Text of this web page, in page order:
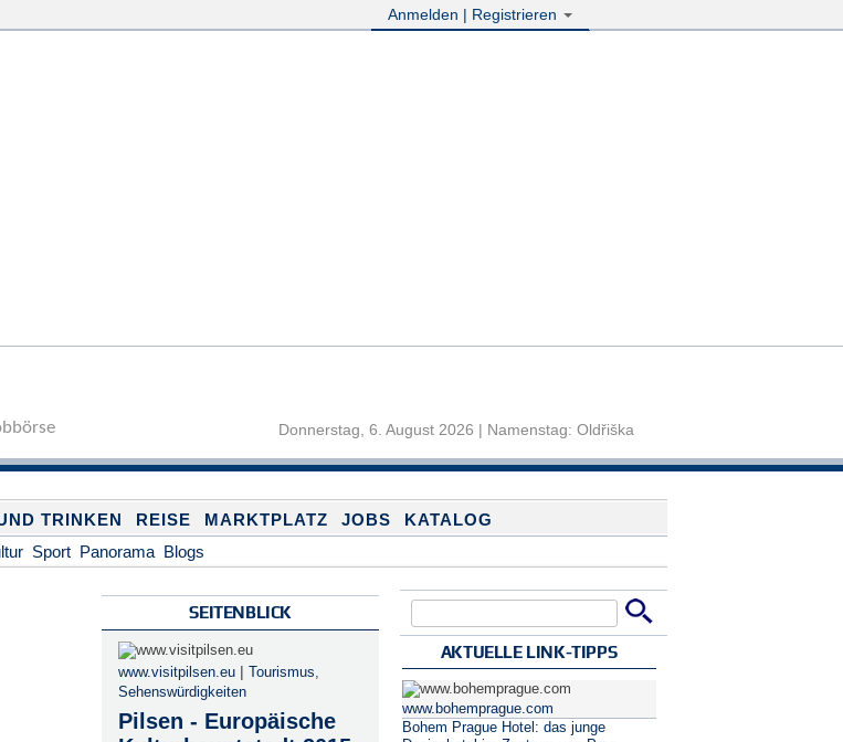
Anmelden | Registrieren
Donnerstag, 6. August 2026 | Namenstag: Oldřiška
TRINKEN REISE MARKTPLATZ JOBS
KATALOG
Sport Panorama Blogs
SEITENBLICK
www.visitpilsen.eu | Tourismus,
Sehenswürdigkeiten
Pilsen - Europäische
AKTUELLE LINK-TIPPS
www.bohemprague.com
Bohem Prague Hotel: das junge